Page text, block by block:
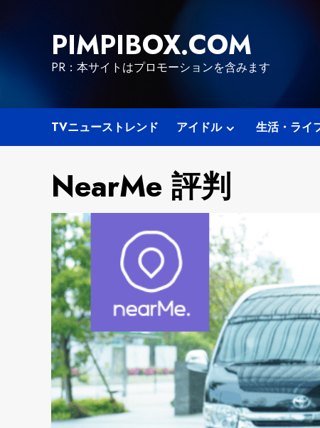
PIMPIBOX.COM
PR：本サイトはプロモーションを含みます
TVニューストレンド アイドル 生活・ライ
NearMe 評判